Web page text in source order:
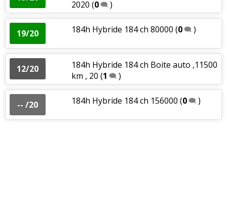
2020 (0 )
19/20 184h Hybride 184 ch 80000 (0 )
12/20
184h Hybride 184 ch Boite auto ,11500
km , 20 (1 )
-- /20 184h Hybride 184 ch 156000 (0 )